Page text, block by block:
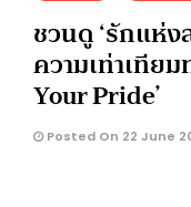
ชวนดู ‘รักแห่ง
ความเท่าเทีย
Your Pride’
Posted On 22 June